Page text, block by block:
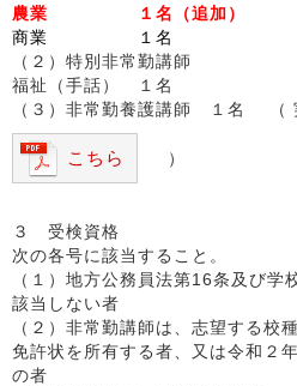
農業 １名（追加）
商業 １名
（２）特別非常勤講師
福祉（手話） １名
（３）非常勤養護講師 １名 （
こちら ）
３ 受検資格
次の各号に該当すること。
（１）地方公務員法第16条及び学
該当しない者
（２）非常勤講師は、志望する校
免許状を所有する者、又は令和２
の者